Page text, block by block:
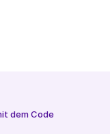
dem Code